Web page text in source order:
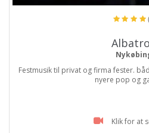
Festmusik til privat og firma fester.
nyere pop og
Klik for at